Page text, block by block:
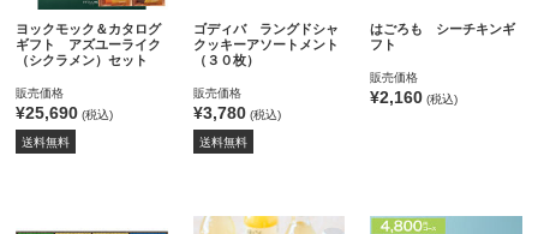
ヨックモック＆カタログ
ギフト アズユーライク
（シクラメン）セット
販売価格
¥25,690 (税込)
送料無料
ゴディバ ラングドシャ
クッキーアソートメント
（３０枚）
販売価格
¥3,780(税込)
送料無料
はごろも シーチキンギ
フト
販売価格
¥2,160 (税込)